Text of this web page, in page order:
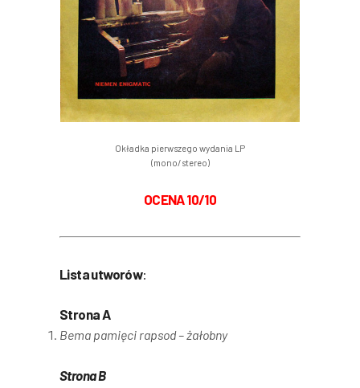
Okładka pierwszego wydania LP
(mono/stereo)
OCENA 10/10
Lista utworów:
Strona A
Bema pamięci rapsod – żałobny
Strona B